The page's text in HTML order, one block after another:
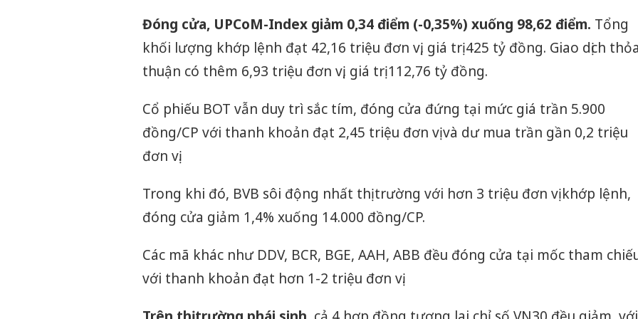
Đóng cửa, UPCoM-Index giảm 0,34 điểm (-0,35%) xuống 98,62 điểm. Tổng
khối lượng khớp lệnh đạt 42,16 triệu đơn vị, giá trị 425 tỷ đồng. Giao dịch thỏa
thuận có thêm 6,93 triệu đơn vị, giá trị 112,76 tỷ đồng.
Cổ phiếu BOT vẫn duy trì sắc tím, đóng cửa đứng tại mức giá trần 5.900
đồng/CP với thanh khoản đạt 2,45 triệu đơn vị và dư mua trần gần 0,2 triệu
đơn vị.
Trong khi đó, BVB sôi động nhất thị trường với hơn 3 triệu đơn vị khớp lệnh,
đóng cửa giảm 1,4% xuống 14.000 đồng/CP.
Các mã khác như DDV, BCR, BGE, AAH, ABB đều đóng cửa tại mốc tham
với thanh khoản đạt hơn 1-2 triệu đơn vị.